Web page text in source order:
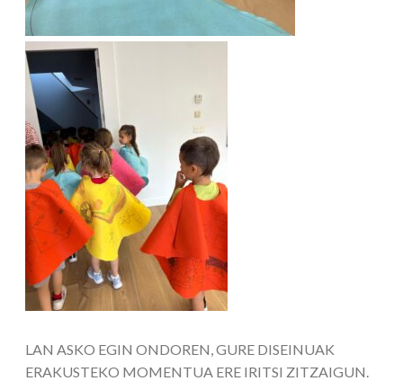
LAN ASKO EGIN ONDOREN, GURE DISEINUAK
ERAKUSTEKO MOMENTUA ERE IRITSI ZITZAIGUN.